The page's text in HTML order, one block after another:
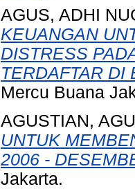
AGUS, ADHI
KEUANGAN
DISTRESS
TERDAFTAR DI
Mercu Buana
AGUSTIAN,
UNTUK
2006 -
Jakarta.